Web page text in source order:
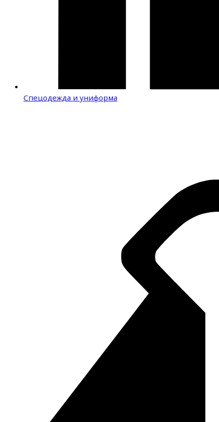
Спецодежда и униформа